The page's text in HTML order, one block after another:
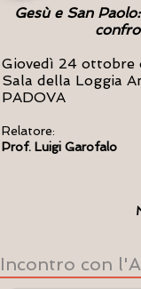
Gesù e San
Giovedì 24 ottobre
Sala della Loggia
PADOVA
Relatore:
Prof. Luigi Garofalo
Incontro con